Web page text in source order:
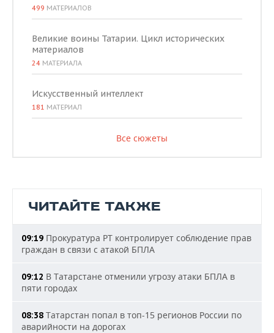
499 МАТЕРИАЛОВ
Великие воины Татарии. Цикл исторических
материалов
24 МАТЕРИАЛА
Искусственный интеллект
181 МАТЕРИАЛ
Все сюжеты
ЧИТАЙТЕ ТАКЖЕ
09:19 Прокуратура РТ контролирует соблюдение прав
граждан в связи с атакой БПЛА
09:12 В Татарстане отменили угрозу атаки БПЛА в
пяти городах
08:38 Татарстан попал в топ-15 регионов России по
аварийности на дорогах